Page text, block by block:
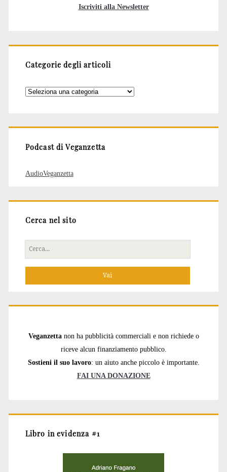
Iscriviti alla Newsletter
Categorie degli articoli
Categorie
Podcast di Veganzetta
AudioVeganzetta
Cerca nel sito
Cerca
per:
Veganzetta non ha pubblicità commerciali e non richiede o
riceve alcun finanziamento pubblico.
Sostieni il suo lavoro: un aiuto anche piccolo è importante.
FAI UNA DONAZIONE
Libro in evidenza #1